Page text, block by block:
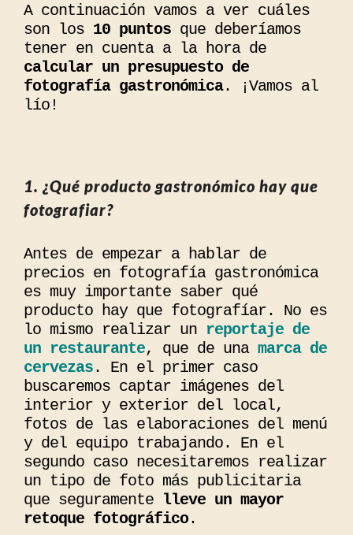
A continuación vamos a ver cuáles
son los 10 puntos que deberíamos
tener en cuenta a la hora de
calcular un presupuesto de
fotografía gastronómica. ¡Vamos al
lío!
1. ¿Qué producto gastronómico hay que
fotografiar?
Antes de empezar a hablar de
precios en fotografía gastronómica
es muy importante saber qué
producto hay que fotografíar. No es
lo mismo realizar un reportaje de
un restaurante, que de una marca de
cervezas. En el primer caso
buscaremos captar imágenes del
interior y exterior del local,
fotos de las elaboraciones del menú
y del equipo trabajando. En el
segundo caso necesitaremos realizar
un tipo de foto más publicitaria
que seguramente lleve un mayor
retoque fotográfico.